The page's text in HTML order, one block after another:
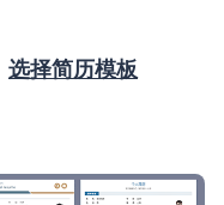
选择简历模板